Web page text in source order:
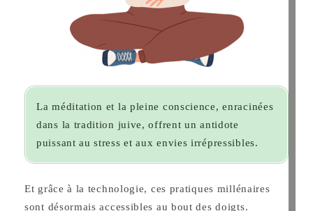
La méditation et la pleine conscience, enracinées
dans la tradition juive, offrent un antidote
puissant au stress et aux envies irrépressibles.
Et grâce à la technologie, ces pratiques millénaires
sont désormais accessibles au bout des doigts.